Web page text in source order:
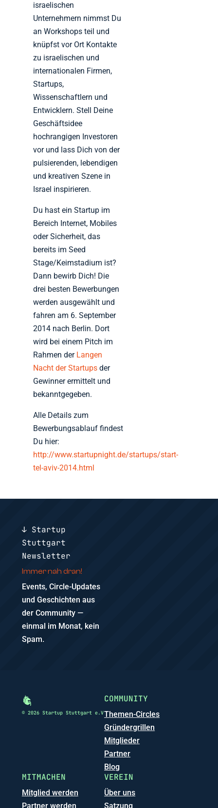
israelischen
Unternehmern nimmst Du
an Workshops teil und
knüpfst vor Ort Kontakte
zu israelischen und
internationalen Firmen,
Startups,
Wissenschaftlern und
Entwicklern. Stell Deine
Geschäftsidee
hochrangigen Investoren
vor und lass Dich von der
pulsierenden, lebendigen
und kreativen Szene in
Israel inspirieren.
Du hast ein Startup im
Bereich Internet, Mobiles
oder Sicherheit, das
bereits im Seed
Stage/Keimstadium ist?
Dann bewirb Dich! Die
drei besten Bewerbungen
werden ausgewählt und
fahren am 6. September
2014 nach Berlin. Dort
wird bei einem Pitch im
Rahmen der Langen
Nacht der Startups der
Gewinner ermittelt und
bekanntgegeben.
Alle Details zum
Bewerbungsablauf findest
Du hier:
http://www.startupnight.de/startups/start-
tel-aviv-2014.html
↓ Startup
Stuttgart
Newsletter
Immer nah dran!
Events, Circle-Updates
und Geschichten aus
der Community —
einmal im Monat, kein
Spam.
© 2026 Startup Stuttgart e.V
COMMUNITY
Themen-Circles
Gründergrillen
Mitglieder
Partner
Blog
MITMACHEN
Mitglied werden
Partner werden
VEREIN
Über uns
Satzung